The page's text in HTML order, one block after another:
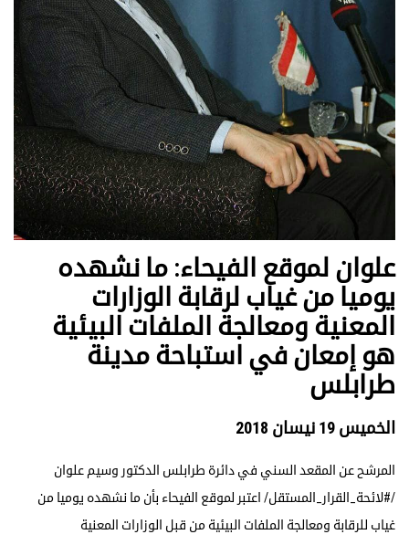
علوان لموقع الفيحاء: ما نشهده
يوميا من غياب لرقابة الوزارات
المعنية ومعالجة الملفات البيئية
هو إمعان في استباحة مدينة
طرابلس
الخميس 19 نيسان 2018
المرشح عن المقعد السني في دائرة طرابلس الدكتور وسيم علوان
/#لائحة_القرار_المستقل/ اعتبر لموقع الفيحاء بأن ما نشهده يوميا من
غياب للرقابة ومعالجة الملفات البيئية من قبل الوزارات المعنية